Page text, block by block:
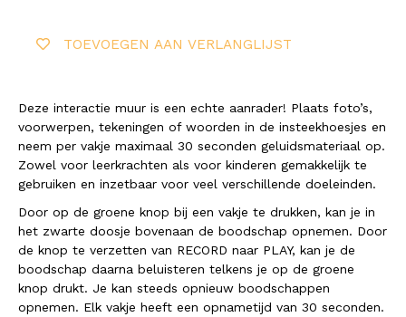
TOEVOEGEN AAN VERLANGLIJST
Deze interactie muur is een echte aanrader! Plaats foto’s,
voorwerpen, tekeningen of woorden in de insteekhoesjes en
neem per vakje maximaal 30 seconden geluidsmateriaal op.
Zowel voor leerkrachten als voor kinderen gemakkelijk te
gebruiken en inzetbaar voor veel verschillende doeleinden.
Door op de groene knop bij een vakje te drukken, kan je in
het zwarte doosje bovenaan de boodschap opnemen. Door
de knop te verzetten van RECORD naar PLAY, kan je de
boodschap daarna beluisteren telkens je op de groene
knop drukt. Je kan steeds opnieuw boodschappen
opnemen. Elk vakje heeft een opnametijd van 30 seconden.